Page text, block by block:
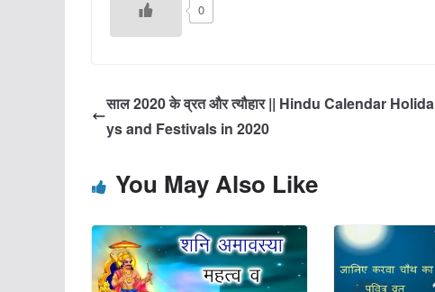
0
साल 2020 के व्रत और त्यौहार || Hindu Calendar Holida
ys and Festivals in 2020
You May Also Like